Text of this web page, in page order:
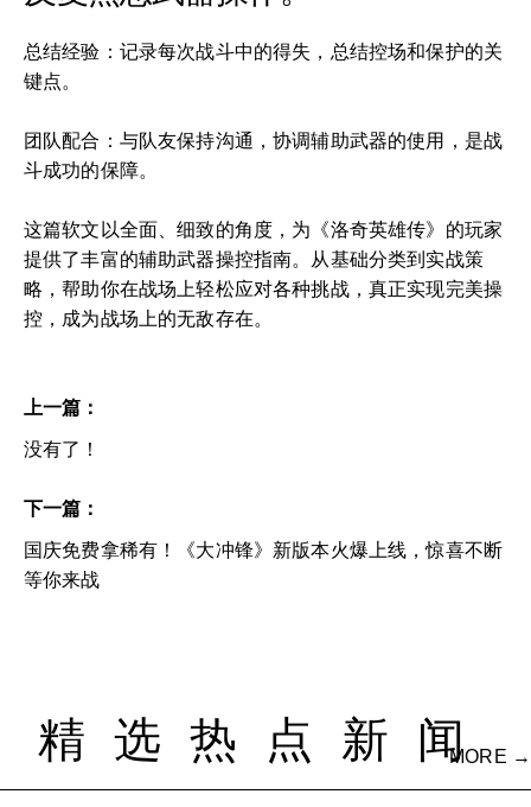
总结经验：记录每次战斗中的得失，总结控场和保护的关
键点。
团队配合：与队友保持沟通，协调辅助武器的使用，是战
斗成功的保障。
这篇软文以全面、细致的角度，为《洛奇英雄传》的玩家
提供了丰富的辅助武器操控指南。从基础分类到实战策
略，帮助你在战场上轻松应对各种挑战，真正实现完美操
控，成为战场上的无敌存在。
上一篇：
没有了！
下一篇：
国庆免费拿稀有！《大冲锋》新版本火爆上线，惊喜不断
等你来战
精选热点新闻
MORE →